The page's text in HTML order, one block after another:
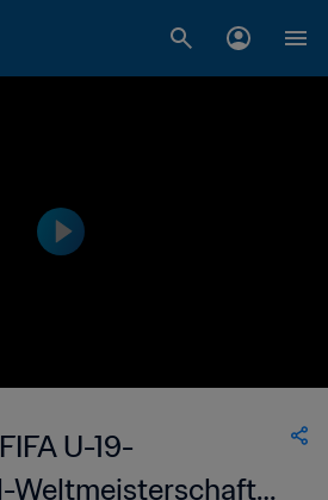
U-19-
Weltmeisterschaft